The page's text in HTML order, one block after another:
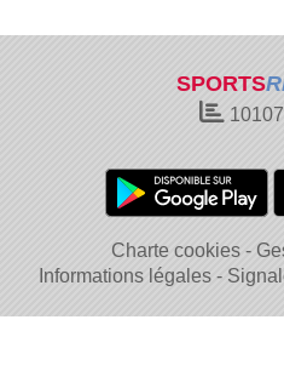
SPORTS
10107
Charte cookies
Informations légales